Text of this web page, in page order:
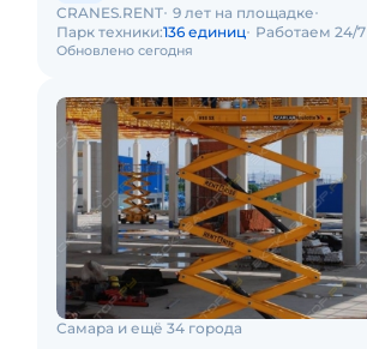
Обновлено сегодня
CRANES.RENT 9 лет на площадке
Парк техники:136 единиц Работаем 24/7
Самара и ещё 34 города